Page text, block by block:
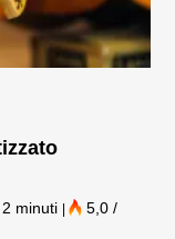
2 minuti |
5,0 /